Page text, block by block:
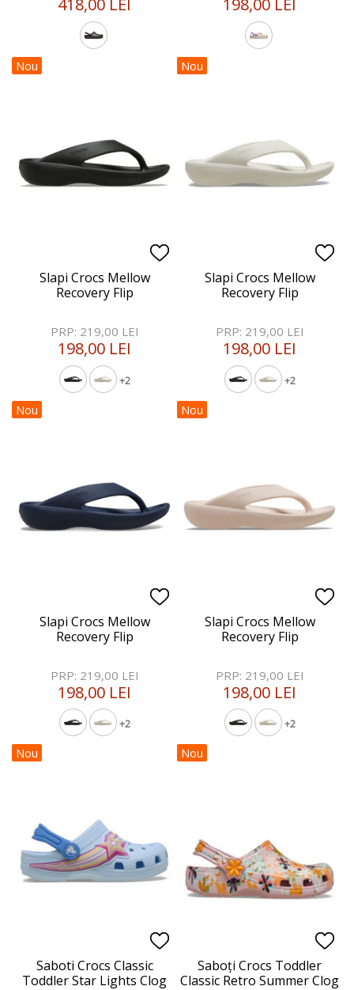
418,00 LEI 198,00 LEI
Nou
Slapi Crocs Mellow
Recovery Flip
+2
PRP: 219,00 LEI
198,00 LEI
Nou
Slapi Crocs Mellow
Recovery Flip
+2
PRP: 219,00 LEI
198,00 LEI
Nou
Slapi Crocs Mellow
Recovery Flip
+2
PRP: 219,00 LEI
198,00 LEI
Nou
Slapi Crocs Mellow
Recovery Flip
+2
PRP: 219,00 LEI
198,00 LEI
Nou
Saboti Crocs Classic
Toddler Star Lights Clog
Nou
Saboți Crocs Toddler
Classic Retro Summer Clog